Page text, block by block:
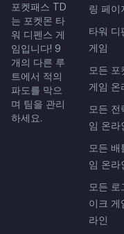
포켓패스 TD
는 포켓몬 타
워 디펜스 게
임입니다! 9
개의 다른 루
트에서 적의
파도를 막으
며 팀을 관리
하세요.
링 페이
타워 디
게임
모든 포
게임 온
모든 전
임 온라
모든 배
임 온라
모든 로
이크 게
라인